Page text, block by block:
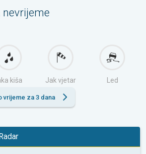
nevrijeme
kiša Jak vjetar Led
vrijeme za 3 dana